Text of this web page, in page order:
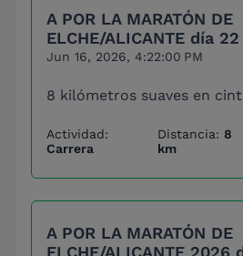
A POR LA MARATÓN DE
ELCHE/ALICANTE día 22
Jun 16, 2026, 4:22:00 PM
8 kilómetros suaves en
Actividad:
Carrera
Distancia:8
km
A POR LA MARATÓN DE
ELCHE/ALICANTE 2026